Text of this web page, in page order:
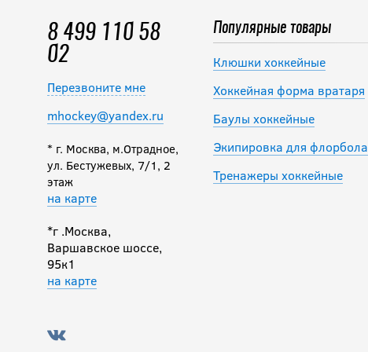
8 499 110 58
02
Перезвоните мне
mhockey@yandex.ru
* г. Москва, м.Отрадное,
ул. Бестужевых, 7/1, 2
этаж
на карте
*г .Москва,
Варшавское шоссе,
95к1
на карте
Популярные товары
Клюшки хоккейные
Хоккейная форма вратаря
Баулы хоккейные
Экипировка для флорбола
Тренажеры хоккейные